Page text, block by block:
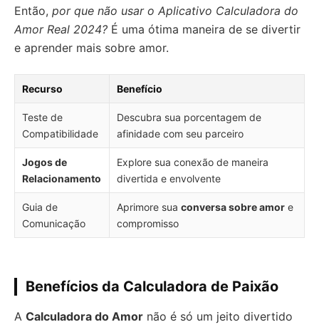
Então, por que não usar o Aplicativo Calculadora do
Amor Real 2024? É uma ótima maneira de se divertir
e aprender mais sobre amor.
Recurso Benefício
Teste de
Compatibilidade
Descubra sua porcentagem de
afinidade com seu parceiro
Jogos de
Relacionamento
Explore sua conexão de maneira
divertida e envolvente
Guia de
Comunicação
Aprimore sua conversa sobre amor e
compromisso
Benefícios da Calculadora de Paixão
A Calculadora do Amor não é só um jeito divertido